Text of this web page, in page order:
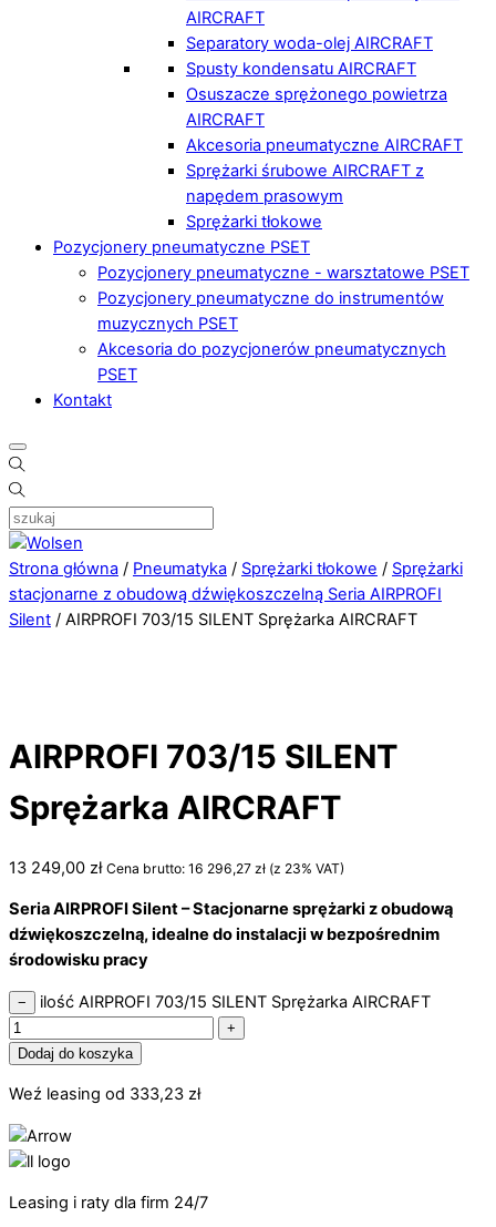
AIRCRAFT
Separatory woda-olej AIRCRAFT
Spusty kondensatu AIRCRAFT
Osuszacze sprężonego powietrza
AIRCRAFT
Akcesoria pneumatyczne AIRCRAFT
Sprężarki śrubowe AIRCRAFT z
napędem prasowym
Sprężarki tłokowe
Pozycjonery pneumatyczne PSET
Pozycjonery pneumatyczne - warsztatowe PSET
Pozycjonery pneumatyczne do instrumentów
muzycznych PSET
Akcesoria do pozycjonerów pneumatycznych
PSET
Kontakt
Strona główna / Pneumatyka / Sprężarki tłokowe / Sprężarki
stacjonarne z obudową dźwiękoszczelną Seria AIRPROFI
Silent / AIRPROFI 703/15 SILENT Sprężarka AIRCRAFT
AIRPROFI 703/15 SILENT
Sprężarka AIRCRAFT
13 249,00 zł Cena brutto: 16 296,27 zł (z 23% VAT)
Seria AIRPROFI Silent – Stacjonarne sprężarki z obudową
dźwiękoszczelną,idealne do instalacji w bezpośrednim
środowisku pracy
− ilość AIRPROFI 703/15 SILENT Sprężarka AIRCRAFT
+
Dodaj do koszyka
Weź leasing od 333,23 zł
Leasing i raty dla firm 24/7